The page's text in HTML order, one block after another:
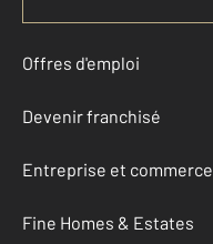
Offres d'emploi
Devenir franchisé
Entreprise et commerce
Fine Homes & Estates